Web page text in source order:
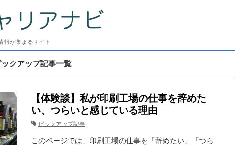
報が集まるサイト
ックアップ記事一覧
【体験談】私が印刷工場の仕事を辞めた
い、つらいと感じている理由
ピックアップ記事
このページでは、印刷工場の仕事を「辞めたい」「つら